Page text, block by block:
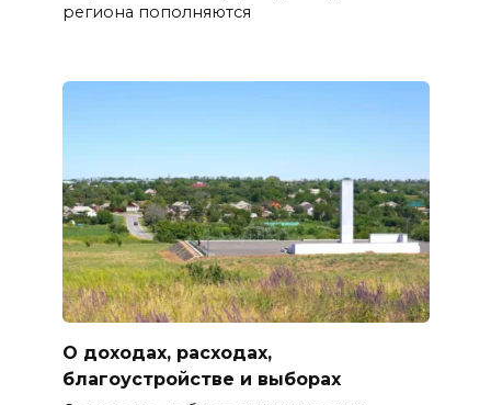
региона пополняются
О доходах, расходах,
благоустройстве и выборах